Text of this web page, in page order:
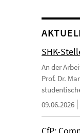
SHK-
An der
Prof. Dr.
09.06.2026